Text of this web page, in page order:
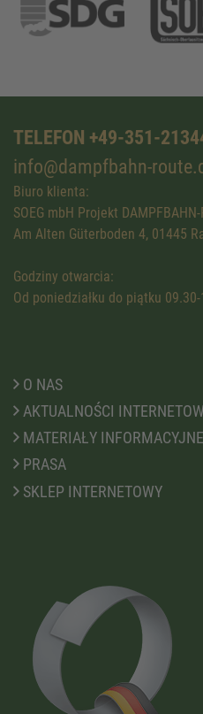
TELEFON +49-351-
info@dampfbahn-
Biuro klienta:
SOEG mbH Projekt DAMPFBAHN-
Am Alten Güterboden 4, 01445
Godziny otwarcia:
Od poniedziałku do piątku
O NAS
AKTUALNOŚCI
MATERIAŁY INFORMACYJNE
PRASA
SKLEP INTERNETOWY